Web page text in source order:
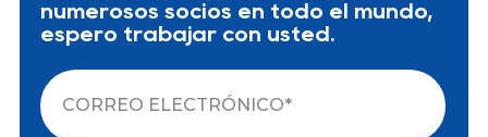
numerosos socios en todo el mundo,
espero trabajar con usted.